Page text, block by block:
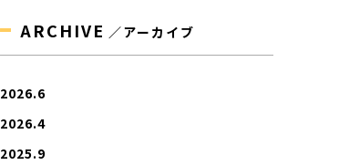
ARCHIVE ／アーカイブ
2026.6
2026.4
2025.9